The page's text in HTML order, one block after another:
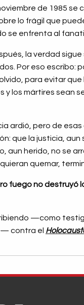
de 1985 se
lo frágil que
se enfrenta al
la verdad sigue
Por eso escribo:
para evitar que
y los mártires sean
ardió, pero de
que la justicia, aun
aun herido, no se
quemar,
fuego no destruyó
—como
contra el